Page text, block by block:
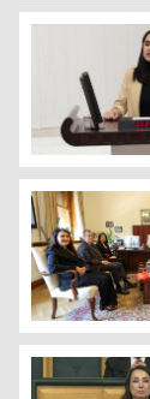
DEM Partî:
CHP li